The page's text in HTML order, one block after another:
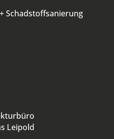
Schadstoffsanierung
Leipold